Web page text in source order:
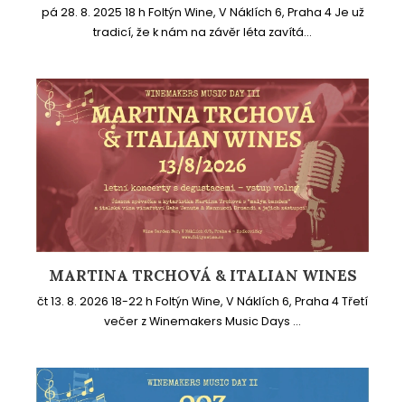
pá 28. 8. 2025 18 h Foltýn Wine, V Náklích 6, Praha 4 Je už
tradicí, že k nám na závěr léta zavítá...
MARTINA TRCHOVÁ & ITALIAN WINES
čt 13. 8. 2026 18-22 h Foltýn Wine, V Náklích 6, Praha 4 Třetí
večer z Winemakers Music Days ...